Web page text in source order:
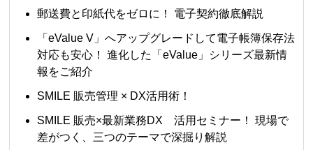
郵送費と印紙代をゼロに！ 電子契約徹底解説
「eValue V」へアップグレードして電子帳簿保存法
対応も安心！ 進化した「eValue」シリーズ最新情
報をご紹介
SMILE 販売管理 × DX活用術！
SMILE 販売×最新業務DX 活用セミナー！ 現場で
差がつく、三つのテーマで深掘り解説